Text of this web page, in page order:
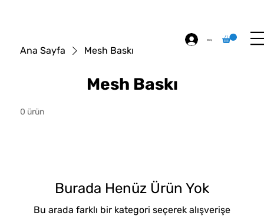
Giriş
Ana Sayfa Mesh Baskı
Mesh Baskı
0 ürün
Burada Henüz Ürün Yok
Bu arada farklı bir kategori seçerek alışverişe